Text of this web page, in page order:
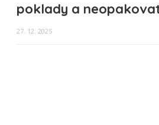
poklady a
27. 12. 2025